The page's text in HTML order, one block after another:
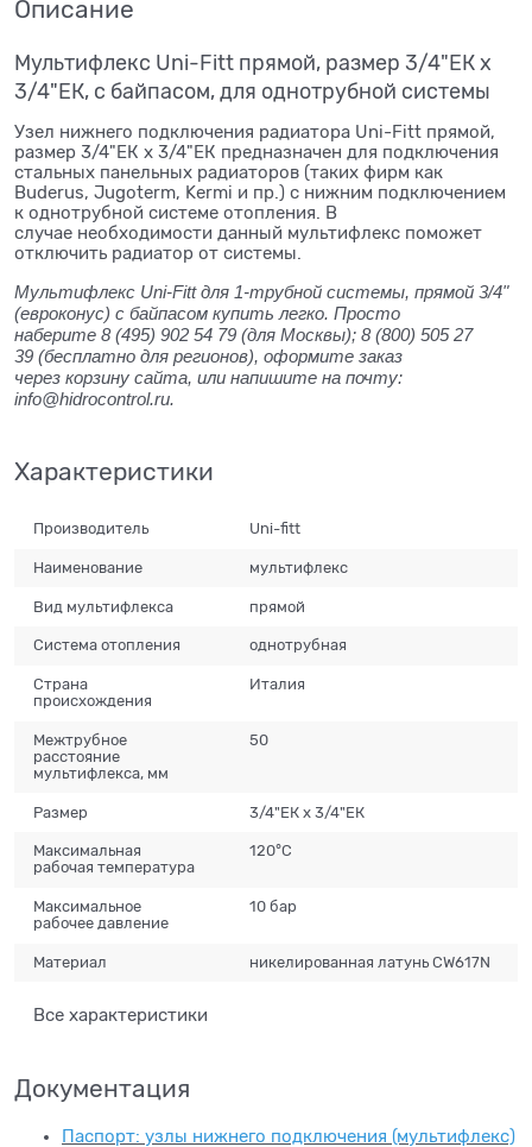
Описание
Мультифлекс Uni-Fitt прямой, размер 3/4"ЕК х
3/4"ЕК, с байпасом, для однотрубной системы
Узел нижнего подключения радиатора Uni-Fitt прямой,
размер 3/4"ЕК х 3/4"ЕК предназначен для подключения
стальных панельных радиаторов (таких фирм как
Buderus, Jugoterm, Kermi и пр.) с нижним подключением
к однотрубной системе отопления. В
случае необходимости данный мультифлекс поможет
отключить радиатор от системы.
Мультифлекс Uni-Fitt для 1-трубной системы, прямой 3/4"
(евроконус) с байпасом купить легко. Просто
наберите 8 (495) 902 54 79 (для Москвы); 8 (800) 505 27
39 (бесплатно для регионов), оформите заказ
через корзину сайта, или напишите на почту:
info@hidrocontrol.ru.
Характеристики
Производитель Uni-fitt
Наименование мультифлекс
Вид мультифлекса прямой
Система отопления однотрубная
Страна
происхождения
Италия
Межтрубное
расстояние
мультифлекса, мм
50
Размер 3/4"ЕК х 3/4"ЕК
Максимальная
рабочая температура
120°С
Максимальное
рабочее давление
10 бар
Материал никелированная латунь CW617N
Все характеристики
Документация
Паспорт: узлы нижнего подключения (мультифлекс)